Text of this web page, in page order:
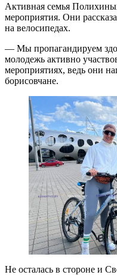
Активная семья
мероприятия. Они
на велосипедах.
— Мы пропагандируем
молодежь активно
мероприятиях, ведь они
борисовчане.
Не осталась в стороне и